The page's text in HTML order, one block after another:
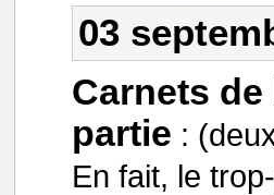
03
Carnets
partie :
En fait, le